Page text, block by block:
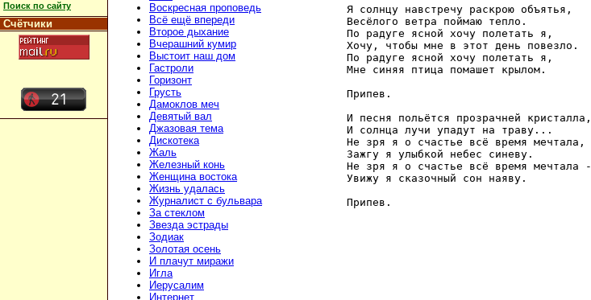
Поиск по сайту
Счётчики
Воскресная проповедь
Всё ещё впереди
Второе дыхание
Вчерашний кумир
Выстоит наш дом
Гастроли
Горизонт
Грусть
Дамоклов меч
Девятый вал
Джазовая тема
Дискотека
Жаль
Железный конь
Женщина востока
Жизнь удалась
Журналист с бульвара
За стеклом
Звезда эстрады
Зодиак
Золотая осень
И плачут миражи
Игла
Иерусалим
Интернет
Я солнцу навстречу раскрою объятья,
Весёлого ветра поймаю тепло.
По радуге ясной хочу полетать я,
Хочу, чтобы мне в этот день повезло.
По радуге ясной хочу полетать я,
Мне синяя птица помашет крылом.
Припев.
И песня польётся прозрачней кристалла,
И солнца лучи упадут на траву...
Не зря я о счастье всё время мечтала,
Зажгу я улыбкой небес синеву.
Не зря я о счастье всё время мечтала -
Увижу я сказочный сон наяву.
Припев.